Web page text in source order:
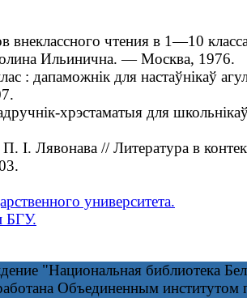
чтения в 1—10
Ильинична. — Москва, 1976.
: дапаможнік для настаўнікаў
хрэстаматыя для
І. Лявонава // Литература в
университета.
БГУ.
"Национальная библиотека
Объединенным